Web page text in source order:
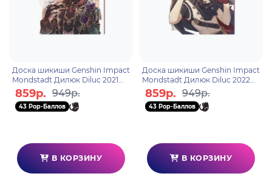
Доска шикиши Genshin Impact
Mondstadt Дилюк Diluc 2021
Edition 6942421106142
859р. 949р.
43 Pop-Баллов
В КОРЗИНУ
Доска шикиши Genshin Impact
Mondstadt Дилюк Diluc 2022
Edition 6942421106159
859р. 949р.
43 Pop-Баллов
В КОРЗИНУ